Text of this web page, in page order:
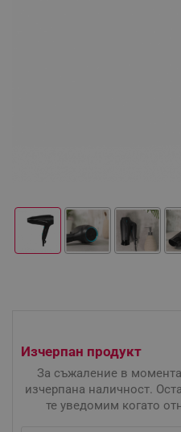
Изчерпан продукт
За съжаление в
изчерпана наличност.
те уведомим когато